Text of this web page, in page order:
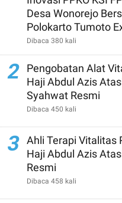
Desa Wonorejo
Polokarto Tumoto
Dibaca 380 kali
2
Pengobatan Alat
Haji Abdul Azis
Syahwat Resmi
Dibaca 450 kali
3 Ahli Terapi Vitalitas
Haji Abdul Azis
Resmi
Dibaca 458 kali